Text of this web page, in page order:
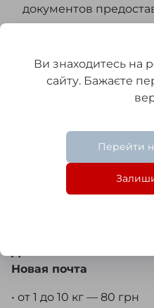
документов
товаром.
Для клиентов Seria-A
товаров в рассрочку
ПриватБанк и
изделие уже сегодня
стоимость
оформления и
у менеджера во время
Новая почта
• от 1 до 10 кг — 80 грн
Ви знаходитесь на
сайту. Бажаєте
Перейти